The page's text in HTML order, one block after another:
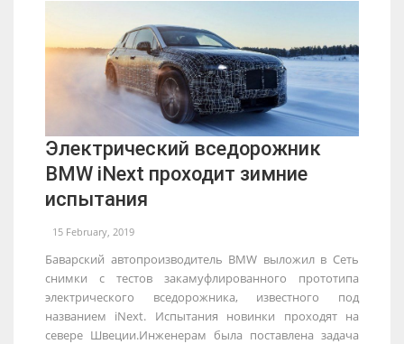
Электрический вседорожник
BMW iNext проходит зимние
испытания
15 February, 2019
Баварский автопроизводитель BMW выложил в Сеть
снимки с тестов закамуфлированного прототипа
электрического вседорожника, известного под
названием iNext. Испытания новинки проходят на
севере Швеции.Инженерам была поставлена задача